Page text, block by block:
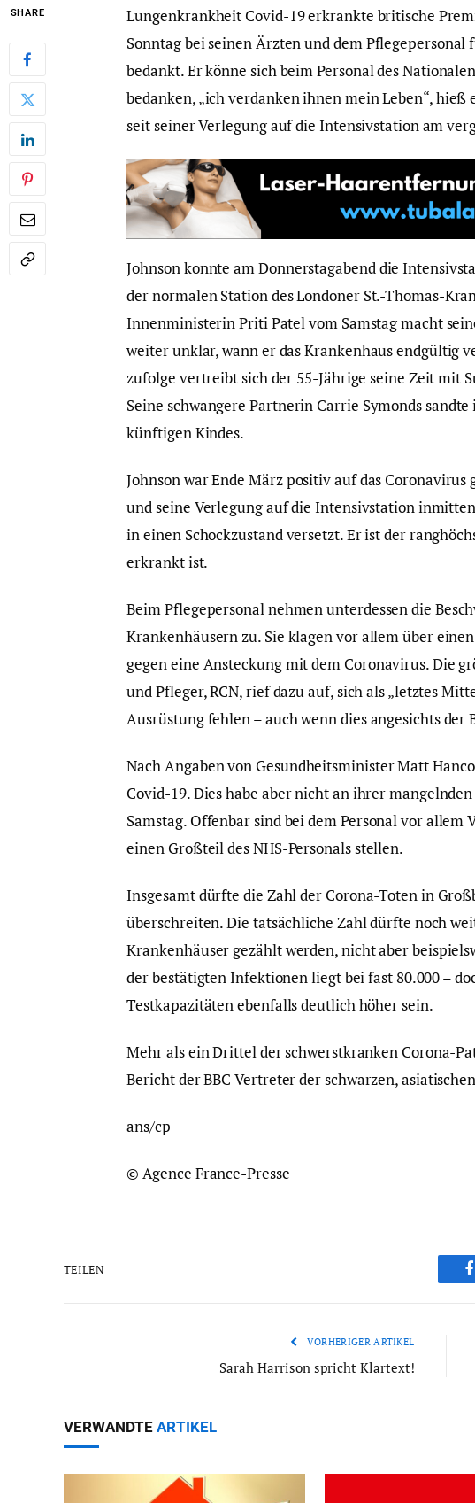
SHARE
Lungenkrankheit Covid-19 erkrankte britische
Sonntag bei seinen Ärzten und dem
bedankt. Er könne sich beim Personal des
bedanken, „ich verdanken ihnen mein Leben“,
seit seiner Verlegung auf die Intensivstation am
Johnson konnte am Donnerstagabend die
der normalen Station des Londoner St.-Thomas-
Innenministerin Priti Patel vom Samstag macht
weiter unklar, wann er das Krankenhaus endgültig
zufolge vertreibt sich der 55-Jährige seine Zeit mit
Seine schwangere Partnerin Carrie Symonds
künftigen Kindes.
Johnson war Ende März positiv auf das
und seine Verlegung auf die Intensivstation
in einen Schockzustand versetzt. Er ist der
erkrankt ist.
Beim Pflegepersonal nehmen unterdessen die
Krankenhäusern zu. Sie klagen vor allem über
gegen eine Ansteckung mit dem Coronavirus. Die
und Pfleger, RCN, rief dazu auf, sich als „letztes
Ausrüstung fehlen – auch wenn dies angesichts
Nach Angaben von Gesundheitsminister Matt
Covid-19. Dies habe aber nicht an ihrer
Samstag. Offenbar sind bei dem Personal vor
einen Großteil des NHS-Personals stellen.
Insgesamt dürfte die Zahl der Corona-Toten in
überschreiten. Die tatsächliche Zahl dürfte noch
Krankenhäuser gezählt werden, nicht aber
der bestätigten Infektionen liegt bei fast 80.000 –
Testkapazitäten ebenfalls deutlich höher sein.
Mehr als ein Drittel der schwerstkranken Corona-
Bericht der BBC Vertreter der schwarzen,
ans/cp
© Agence France-Presse
TEILEN
VORHERIGER ARTIKEL
Sarah Harrison spricht Klartext!
VERWANDTE ARTIKEL